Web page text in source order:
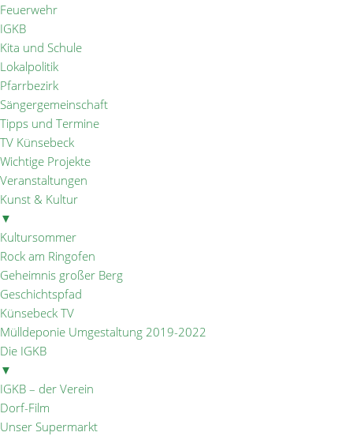
Feuerwehr
IGKB
Kita und Schule
Lokalpolitik
Pfarrbezirk
Sängergemeinschaft
Tipps und Termine
TV Künsebeck
Wichtige Projekte
Veranstaltungen
Kunst & Kultur
▼
Kultursommer
Rock am Ringofen
Geheimnis großer Berg
Geschichtspfad
Künsebeck TV
Mülldeponie Umgestaltung 2019-2022
Die IGKB
▼
IGKB – der Verein
Dorf-Film
Unser Supermarkt